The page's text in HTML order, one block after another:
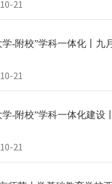
21
-附校”学科一体化丨九月启航新篇
21
-附校”学科一体化建设丨本周精彩活动请
21